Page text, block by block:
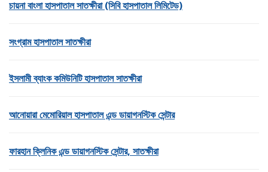
চায়না বাংলা হাসপাতাল সাতক্ষীরা (সিবি হাসপাতাল লিমিটেড)
সংগ্রাম হাসপাতাল সাতক্ষীরা
ইসলামী ব্যাংক কমিউনিটি হাসপাতাল সাতক্ষীরা
আনোয়ারা মেমোরিয়াল হাসপাতাল এন্ড ডায়াগনস্টিক সেন্টার
ফারহান ক্লিনিক এন্ড ডায়াগনস্টিক সেন্টার, সাতক্ষীরা